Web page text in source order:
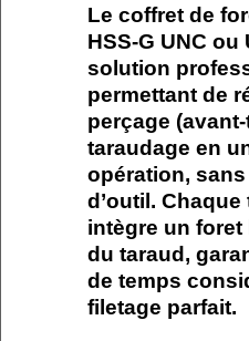
Le coffret de
HSS-G UNC ou
solution
permettant de
perçage
taraudage en
opération,
d’outil.
intègre un
du taraud,
de temps
filetage parfait.